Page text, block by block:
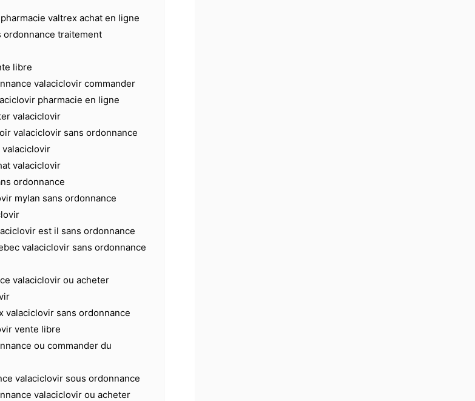
valtrex achat en ligne
ordonnance traitement
libre
valaciclovir commander
pharmacie en ligne
valaciclovir
valaciclovir sans ordonnance
valaciclovir
ordonnance
mylan sans ordonnance
est il sans ordonnance
valaciclovir sans ordonnance
valaciclovir ou acheter
valaciclovir sans ordonnance
vente libre
ou commander du
valaciclovir sous ordonnance
valaciclovir ou acheter